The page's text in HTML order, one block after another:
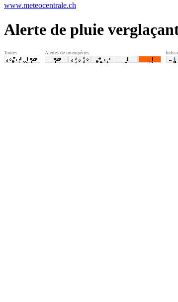
www.meteocentrale.ch
Alerte de pluie
Toutes Alertes de intempéries